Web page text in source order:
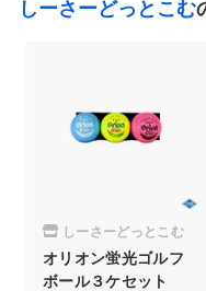
しーさーどっとこむ
しーさーどっとこむ
オリオン蛍光ゴルフ
ボール３ケセット